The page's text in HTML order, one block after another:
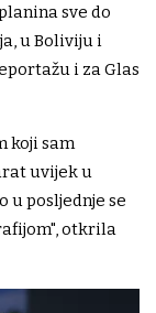
sve do
u Boliviju i
i za Glas
koji sam
uvijek u
u posljednje se
otkrila